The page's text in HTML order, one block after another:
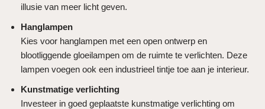
illusie van meer licht geven.
Hanglampen
Kies voor hanglampen met een open ontwerp en
blootliggende gloeilampen om de ruimte te verlichten. Deze
lampen voegen ook een industrieel tintje toe aan je interieur.
Kunstmatige verlichting
Investeer in goed geplaatste kunstmatige verlichting om